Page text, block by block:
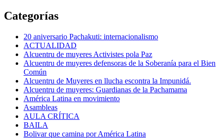
Categorías
20 aniversario Pachakuti: internacionalismo
ACTUALIDAD
Alcuentru de muyeres Activistes pola Paz
Alcuentru de muyeres defensoras de la Soberanía para el Bien
Común
Alcuentru de Muyeres en llucha escontra la Impunidá.
Alcuentru de muyeres: Guardianas de la Pachamama
América Latina en movimiento
Asambleas
AULA CRÍTICA
BAILA
Bolivar que camina por América Latina